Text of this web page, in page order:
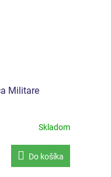
Militare
Skladom
Do košíka